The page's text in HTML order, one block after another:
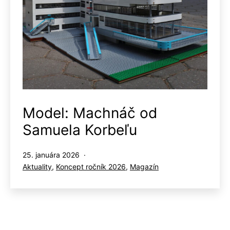
Model: Machnáč od
Samuela Korbeľu
Publikované
25. januára 2026
Kategorizované
Aktuality, Koncept ročník 2026, Magazín